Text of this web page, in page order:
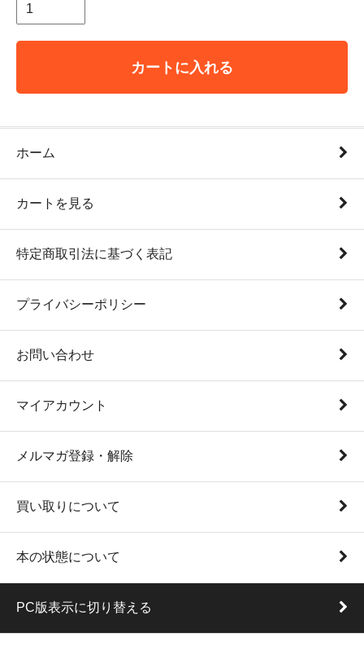
カートに入れる
ホーム
カートを見る
特定商取引法に基づく表記
プライバシーポリシー
お問い合わせ
マイアカウント
メルマガ登録・解除
買い取りについて
本の状態について
PC版表示に切り替える